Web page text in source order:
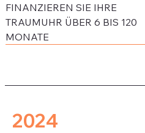
FINANZIEREN SIE IHRE
TRAUMUHR ÜBER 6 BIS 120
MONATE
2024